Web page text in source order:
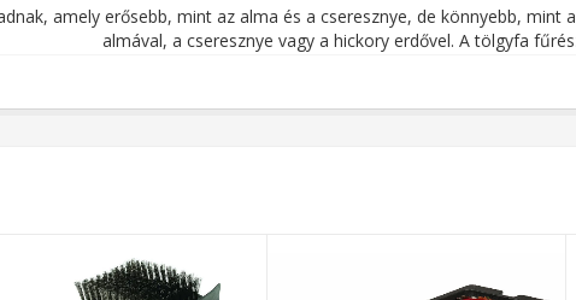
amely erősebb, mint az alma és a cseresznye, de könnyebb,
almával, a cseresznye vagy a hickory erdővel. A tölgyfa